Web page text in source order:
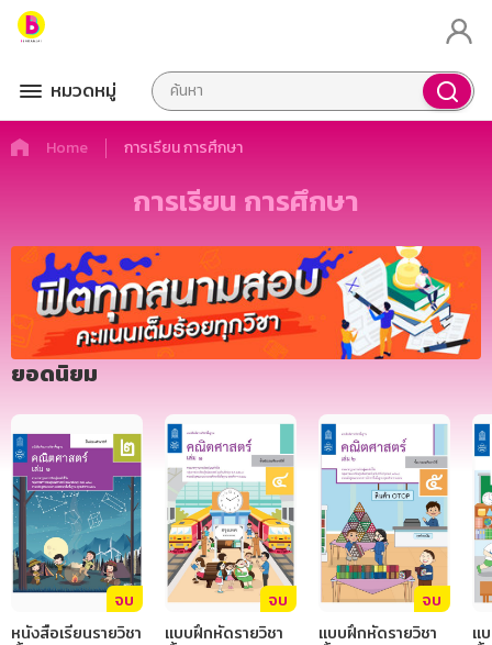
หมวดหมู่
Home การเรียน การศึกษา
การเรียน การศึกษา
ยอดนิยม
จบ
หนังสือเรียนรายวิชา
จบ
แบบฝึกหัดรายวิชา
จบ
แบบฝึกหัดรายวิชา
แ